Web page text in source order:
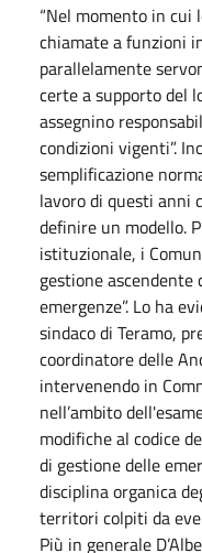
“Nel momento in
chiamate a funzioni
parallelamente
certe a supporto del
assegnino
condizioni vigenti”.
semplificazione
lavoro di questi anni
definire un modello.
istituzionale, i
gestione
emergenze”. Lo ha
sindaco di Teramo,
coordinatore delle
intervenendo in
nell’ambito
modifiche al codice
di gestione delle
disciplina organica
territori colpiti da
Più in generale